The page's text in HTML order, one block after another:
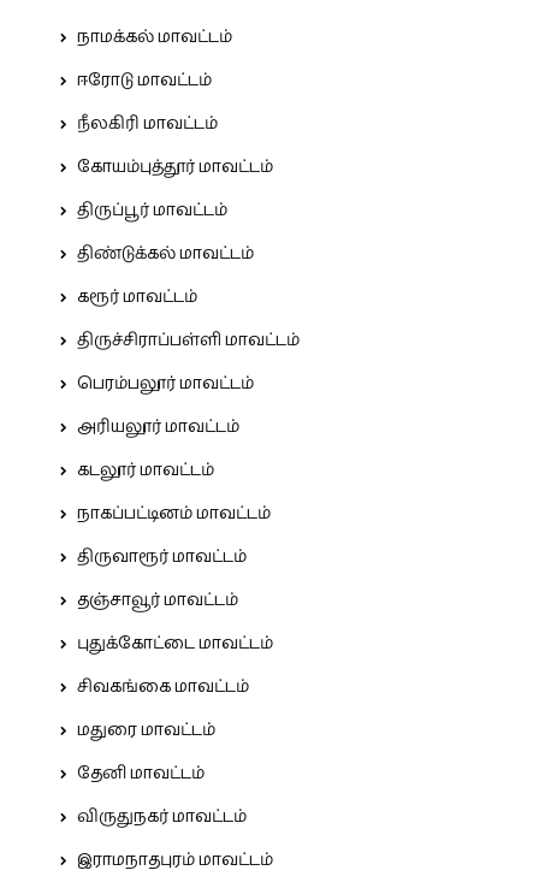
நாமக்கல் மாவட்டம்
ஈரோடு மாவட்டம்
நீலகிரி மாவட்டம்
கோயம்புத்தூர் மாவட்டம்
திருப்பூர் மாவட்டம்
திண்டுக்கல் மாவட்டம்
கரூர் மாவட்டம்
திருச்சிராப்பள்ளி மாவட்டம்
பெரம்பலூர் மாவட்டம்
அரியலூர் மாவட்டம்
கடலூர் மாவட்டம்
நாகப்பட்டினம் மாவட்டம்
திருவாரூர் மாவட்டம்
தஞ்சாவூர் மாவட்டம்
புதுக்கோட்டை மாவட்டம்
சிவகங்கை மாவட்டம்
மதுரை மாவட்டம்
தேனி மாவட்டம்
விருதுநகர் மாவட்டம்
இராமநாதபுரம் மாவட்டம்